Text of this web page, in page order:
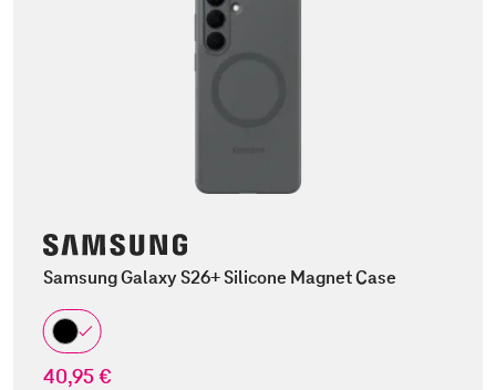
Samsung Galaxy S26+ Silicone Magnet Case
40,95 €